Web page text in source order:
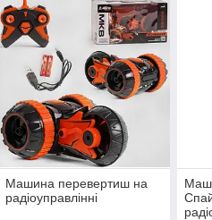
Машина перевертиш на
радіоуправлінні